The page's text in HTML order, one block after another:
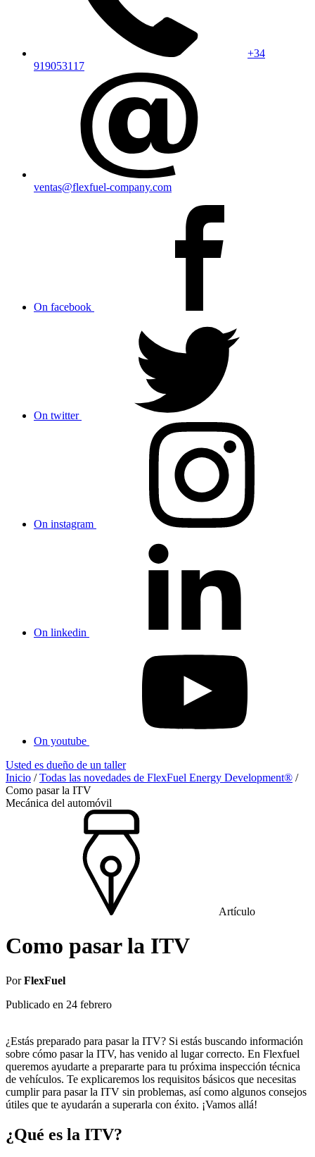
+34
919053117
ventas@flexfuel-company.com
On facebook
On twitter
On instagram
On linkedin
On youtube
Usted es dueño de un taller
Inicio /Todas las novedades de FlexFuel Energy Development® /
Como pasar la ITV
Mecánica del automóvil
Artículo
Como pasar la ITV
PorFlexFuel
Publicado en 24 febrero
¿Estás preparado para pasar la ITV? Si estás buscando información
sobre cómo pasar la ITV, has venido al lugar correcto. En Flexfuel
queremos ayudarte a prepararte para tu próxima inspección técnica
de vehículos. Te explicaremos los requisitos básicos que necesitas
cumplir para pasar la ITV sin problemas, así como algunos consejos
útiles que te ayudarán a superarla con éxito. ¡Vamos allá!
¿Qué es la ITV?